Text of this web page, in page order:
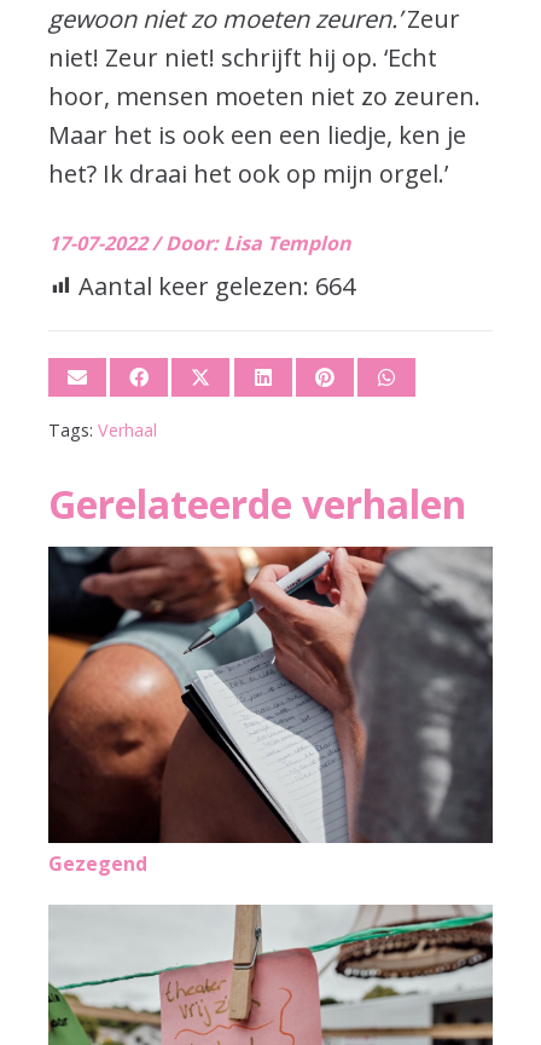
gewoon niet zo moeten zeuren.’Zeur
niet! Zeur niet! schrijft hij op. ‘Echt
hoor, mensen moeten niet zo zeuren.
Maar het is ook een een liedje, ken je
het? Ik draai het ook op mijn orgel.’
17-07-2022 /Door: Lisa Templon
Aantal keer gelezen: 664
Tags: Verhaal
Gerelateerde verhalen
Gezegend